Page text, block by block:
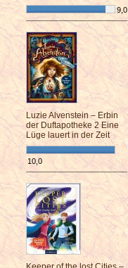
9,0
¯¯¯¯¯¯¯¯¯¯¯¯¯¯¯¯¯¯¯¯¯¯¯¯
Luzie Alvenstein – Erbin
der Duftapotheke 2 Eine
Lüge lauert in der Zeit
10,0
¯¯¯¯¯¯¯¯¯¯¯¯¯¯¯¯¯¯¯¯¯¯¯¯